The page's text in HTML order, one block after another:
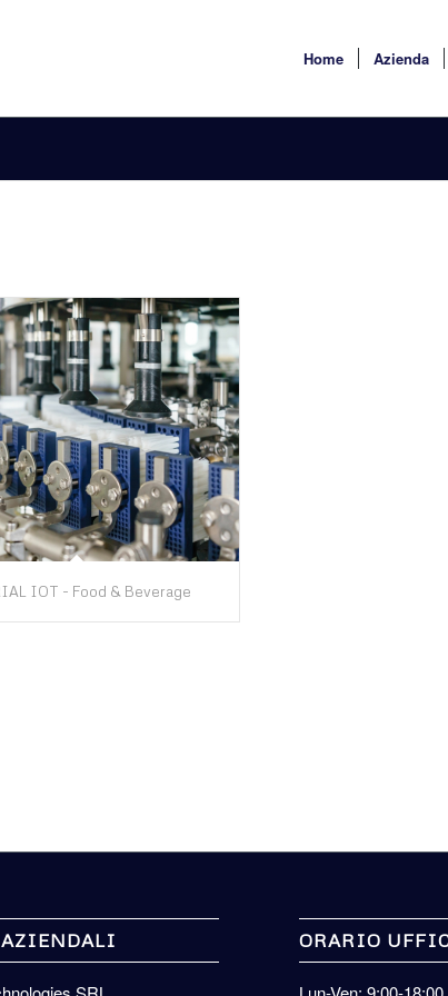
Home Azienda
IOT - Food & Beverage
ORARIO